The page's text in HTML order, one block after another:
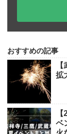
おすすめの記事
拡
ベ